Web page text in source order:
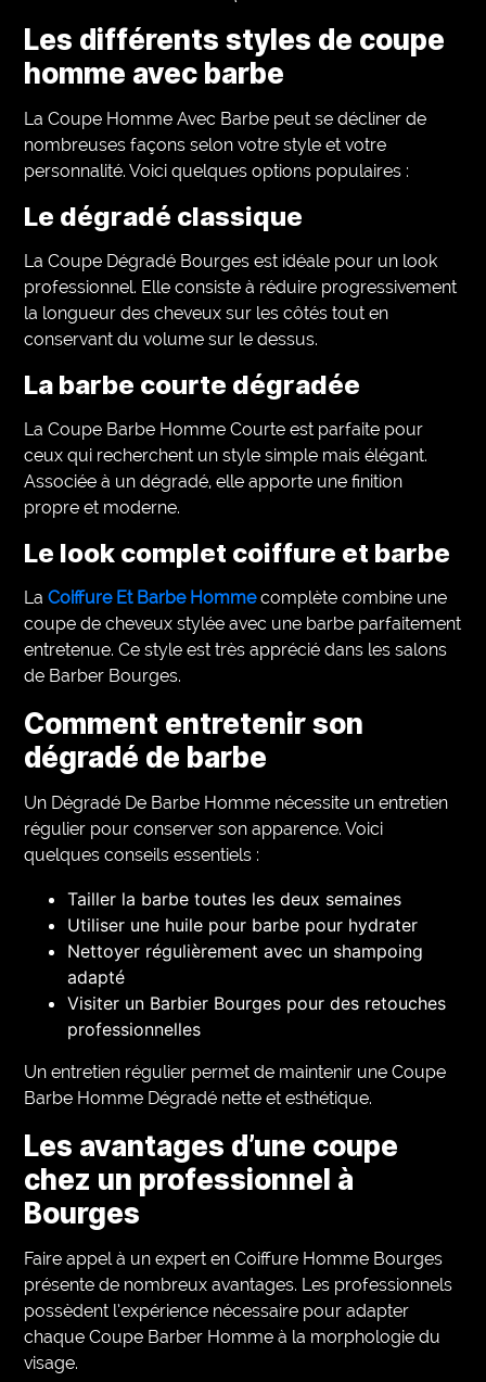
Les différents styles de coupe
homme avec barbe
La Coupe Homme Avec Barbe peut se décliner de
nombreuses façons selon votre style et votre
personnalité. Voici quelques options populaires :
Le dégradé classique
La Coupe Dégradé Bourges est idéale pour un look
professionnel. Elle consiste à réduire progressivement
la longueur des cheveux sur les côtés tout en
conservant du volume sur le dessus.
La barbe courte dégradée
La Coupe Barbe Homme Courte est parfaite pour
ceux qui recherchent un style simple mais élégant.
Associée à un dégradé, elle apporte une finition
propre et moderne.
Le look complet coiffure et barbe
LaCoiffure Et Barbe Hommecomplète combine une
coupe de cheveux stylée avec une barbe parfaitement
entretenue. Ce style est très apprécié dans les salons
de Barber Bourges.
Comment entretenir son
dégradé de barbe
Un Dégradé De Barbe Homme nécessite un entretien
régulier pour conserver son apparence. Voici
quelques conseils essentiels :
Tailler la barbe toutes les deux semaines
Utiliser une huile pour barbe pour hydrater
Nettoyer régulièrement avec un shampoing
adapté
Visiter un Barbier Bourges pour des retouches
professionnelles
Un entretien régulier permet de maintenir une Coupe
Barbe Homme Dégradé nette et esthétique.
Les avantages d’une coupe
chez un professionnel à
Bourges
Faire appel à un expert en Coiffure Homme Bourges
présente de nombreux avantages. Les professionnels
possèdent l’expérience nécessaire pour adapter
chaque Coupe Barber Homme à la morphologie du
visage.